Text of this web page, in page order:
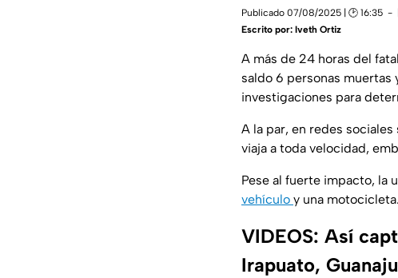
Publicado 07/08/2025 | 🕑 16:35
Escrito por: Iveth Ortiz
A más de 24 horas del fatal
saldo 6 personas muertas
investigaciones para
A la par, en redes
viaja a toda velocidad,
Pese al fuerte impacto, la
vehículo y una motocicleta.
VIDEOS: Así
Irapuato,